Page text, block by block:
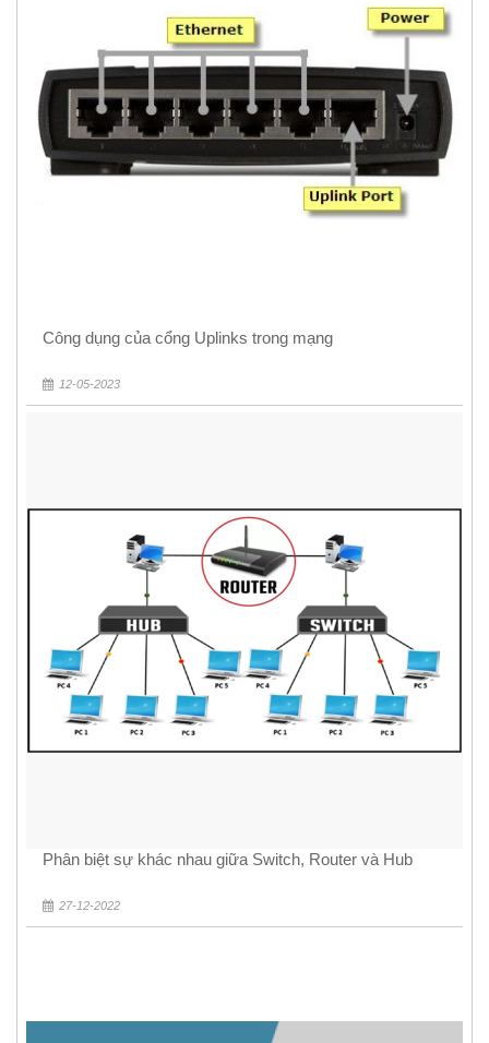
Công dụng của cổng Uplinks trong mạng
12-05-2023
Phân biệt sự khác nhau giữa Switch, Router và Hub
27-12-2022